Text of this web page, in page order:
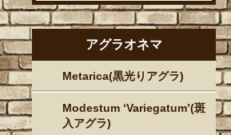
アグラオネマ
Metarica(黒光りアグラ)
Modestum ‘Variegatum’(斑
入アグラ)